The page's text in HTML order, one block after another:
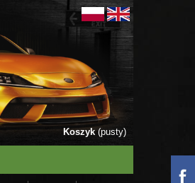
Koszyk (pusty)